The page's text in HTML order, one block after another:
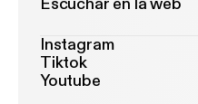
Instagram
Tiktok
Youtube